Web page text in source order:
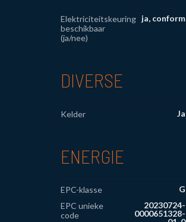
Elektriciteitskeuring
beschikbaar
(ja/nee)
ja, conform
DIVERSE
Kelder Ja
ENERGIE
EPC-klasse G
EPC unieke
code
20230724-
0000651328-